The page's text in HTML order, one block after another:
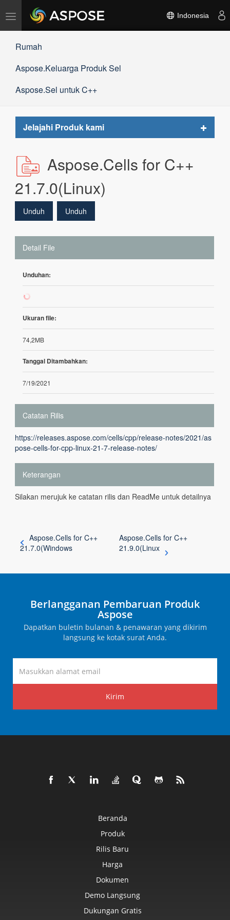
Alihkan
navigasi
Indonesia
Rumah
Aspose.Keluarga Produk Sel
Aspose.Sel untuk C++
Jelajahi Produk kami
Toggle
Aspose.Cells for C++
21.7.0(Linux)
Unduh Unduh
Detail File
Unduhan:
7
Ukuran file:
74,2MB
Tanggal Ditambahkan:
7/19/2021
Catatan Rilis
https://releases.aspose.com/cells/cpp/release-notes/2021/as
pose-cells-for-cpp-linux-21-7-release-notes/
Keterangan
Silakan merujuk ke catatan rilis dan ReadMe untuk detailnya
Aspose.Cells for C++
21.7.0(Windows
Aspose.Cells for C++
21.9.0(Linux
Berlangganan Pembaruan Produk
Aspose
Dapatkan buletin bulanan & penawaran yang dikirim
langsung ke kotak surat Anda.
Kirim
Beranda
Produk
Rilis Baru
Harga
Dokumen
Demo Langsung
Dukungan Gratis